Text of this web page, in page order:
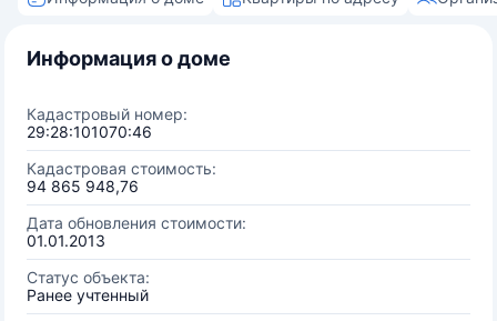
Информация о доме
Кадастровый номер:
29:28:101070:46
Кадастровая стоимость:
94 865 948,76
Дата обновления стоимости:
01.01.2013
Статус объекта:
Ранее учтенный